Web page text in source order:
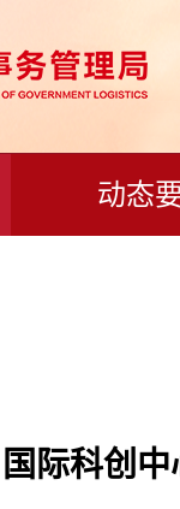
动态
际科创